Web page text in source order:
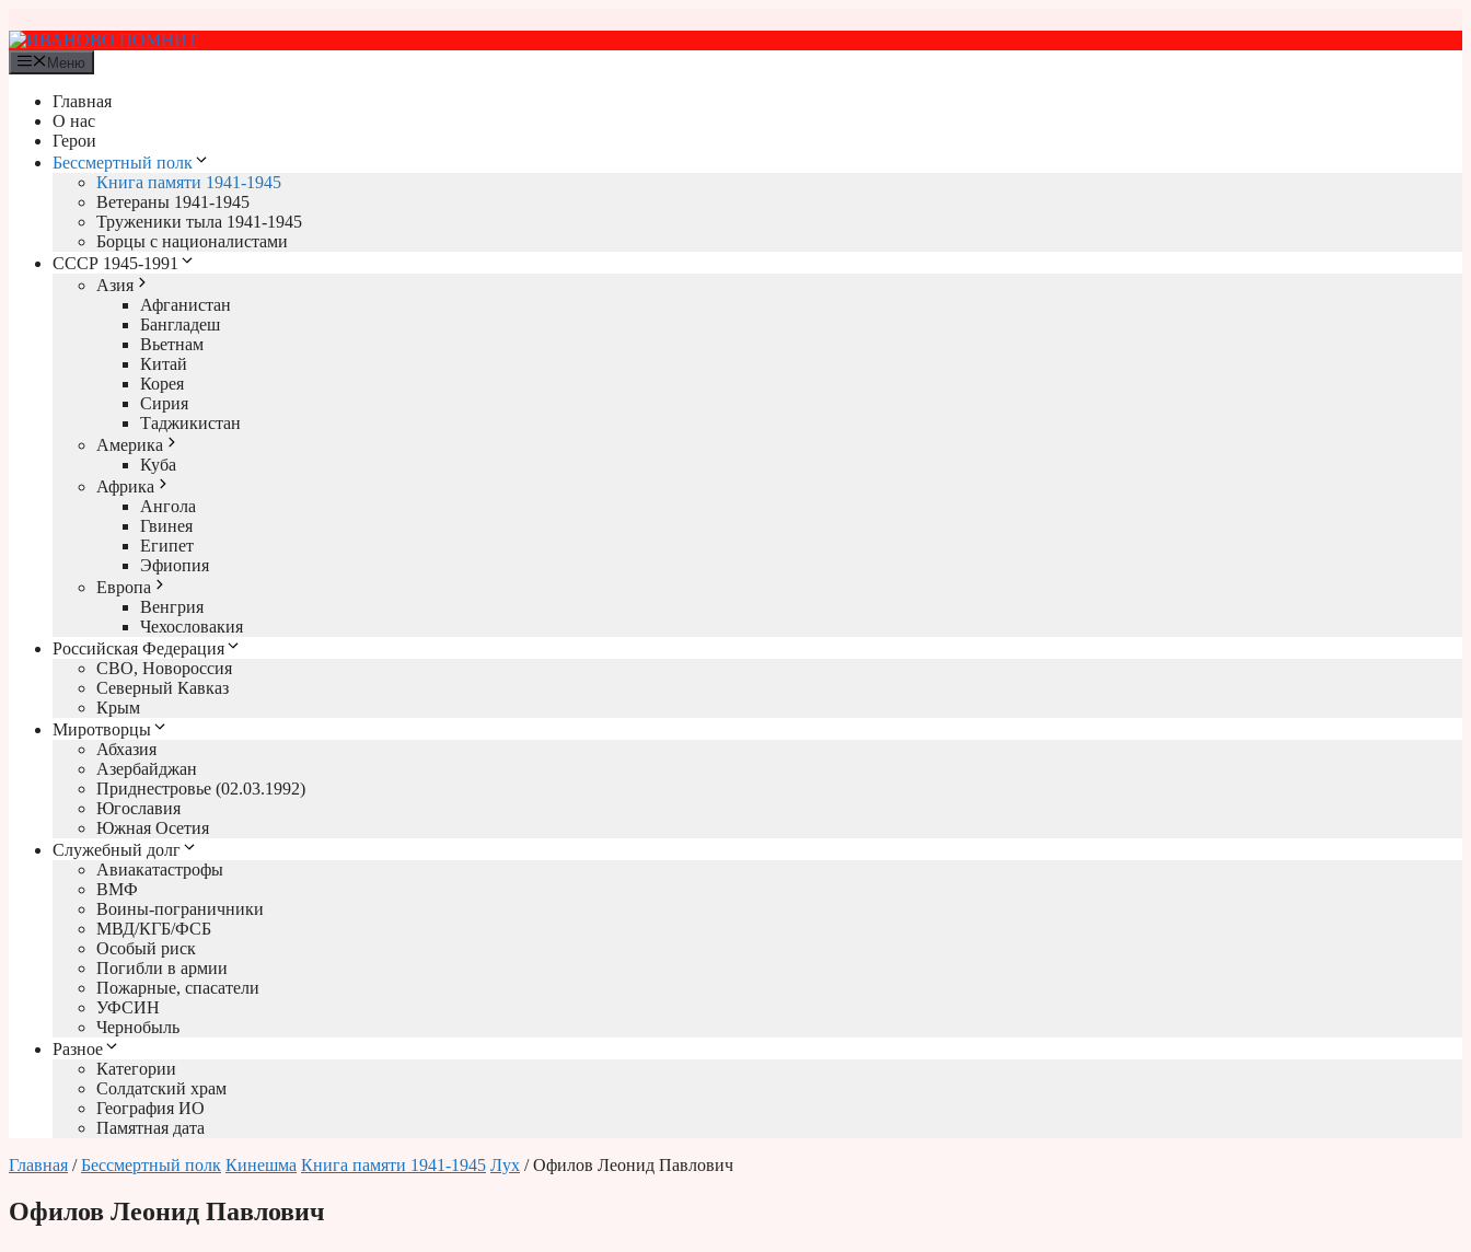
к
содержимому
Меню
Главная
О нас
Герои
Бессмертный полк
Книга памяти 1941-1945
Ветераны 1941-1945
Труженики тыла 1941-1945
Борцы с националистами
СССР 1945-1991
Азия
Афганистан
Бангладеш
Вьетнам
Китай
Корея
Сирия
Таджикистан
Америка
Куба
Африка
Ангола
Гвинея
Египет
Эфиопия
Европа
Венгрия
Чехословакия
Российская Федерация
СВО, Новороссия
Северный Кавказ
Крым
Миротворцы
Абхазия
Азербайджан
Приднестровье (02.03.1992)
Югославия
Южная Осетия
Служебный долг
Авиакатастрофы
ВМФ
Воины-пограничники
МВД/КГБ/ФСБ
Особый риск
Погибли в армии
Пожарные, спасатели
УФСИН
Чернобыль
Разное
Категории
Солдатский храм
География ИО
Памятная дата
Главная /Бессмертный полк Кинешма Книга памяти 1941-1945 Лух / Офилов Леонид Павлович
Офилов Леонид Павлович